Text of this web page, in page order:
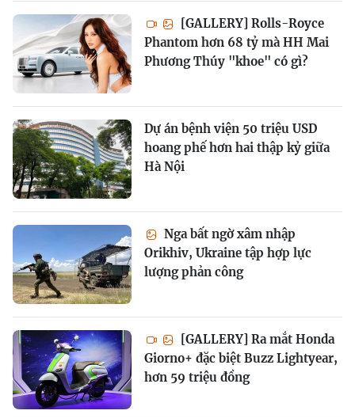
[GALLERY] Rolls-Royce
Phantom hơn 68 tỷ mà HH Mai
Phương Thúy "khoe" có gì?
Dự án bệnh viện 50 triệu USD
hoang phế hơn hai thập kỷ giữa
Hà Nội
Nga bất ngờ xâm nhập
Orikhiv, Ukraine tập hợp lực
lượng phản công
[GALLERY] Ra mắt Honda
Giorno+ đặc biệt Buzz Lightyear,
hơn 59 triệu đồng